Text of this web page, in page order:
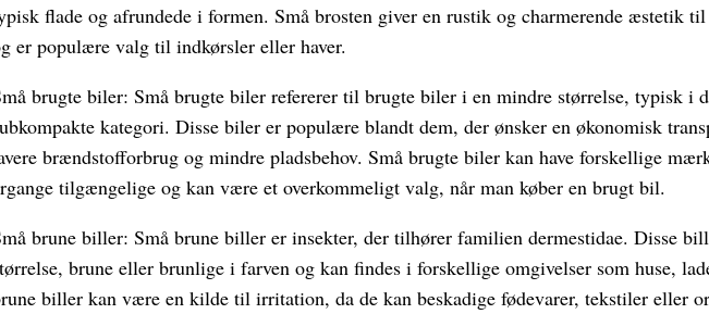
flade og afrundede i formen. Små brosten giver en rustik og charmerende æstetik
er populære valg til indkørsler eller haver.
brugte biler: Små brugte biler refererer til brugte biler i en mindre størrelse, typisk i
kategori. Disse biler er populære blandt dem, der ønsker en økonomisk
brændstofforbrug og mindre pladsbehov. Små brugte biler kan have forskellige
tilgængelige og kan være et overkommeligt valg, når man køber en brugt bil.
brune biller: Små brune biller er insekter, der tilhører familien dermestidae. Disse
brune eller brunlige i farven og kan findes i forskellige omgivelser som huse,
biller kan være en kilde til irritation, da de kan beskadige fødevarer, tekstiler eller